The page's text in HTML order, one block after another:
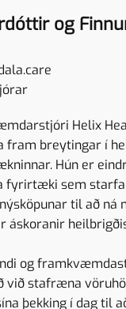
og
Helix
fram breytingar í
Hún er
fyrirtæki sem
til að ná
áskoranir
og
við stafræna
þekking í dag til